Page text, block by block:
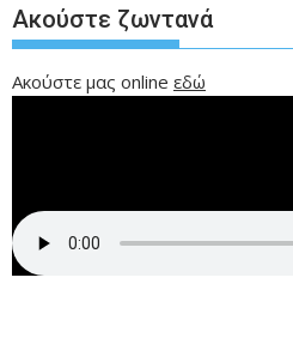
Ακούστε ζωντανά
Ακούστε μας online εδώ